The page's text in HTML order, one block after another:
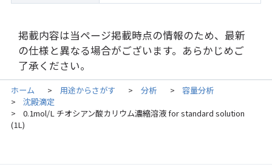
掲載内容は当ページ掲載時点の情報のため、最新
の仕様と異なる場合がございます。あらかじめご
了承ください。
ホーム > 用途からさがす > 分析 > 容量分析
> 沈殿滴定
>
0.1mol/L チオシアン酸カリウム濃縮溶液 for standard solution
(1L)